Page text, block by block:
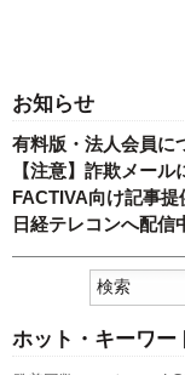
お知らせ
有料版・法人会員に
【注意】詐欺メール
FACTIVA向け記事提
日経テレコンへ配信
ホット・キーワー